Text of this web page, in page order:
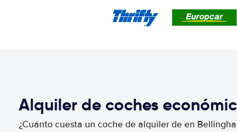
Alquiler de coches
¿Cuánto cuesta un coche de alquiler de en